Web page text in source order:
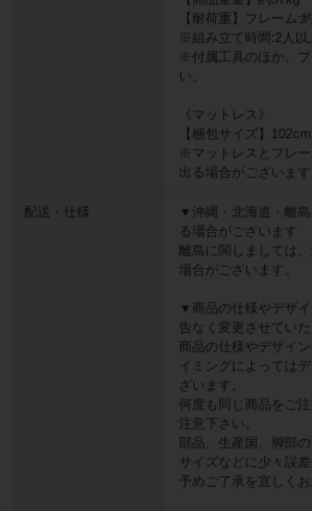
【耐荷重】フレーム:
※組み立て時間:2人以
※付属工具のほか、
い。
《マットレス》
【梱包サイズ】
※マットレスとフレ
出る場合がございま
配送・仕様
▼沖縄・北海道・離
る場合がございます
離島に関しましては
場合がございます。
▼商品の仕様やデザ
告なく変更させてい
商品の仕様やデザイ
イミングによっては
ざいます。
何度も同じ商品をご
注意下さい。
部品、生産国、脚部
サイズなどに少々誤
予めご了承を宜しくお